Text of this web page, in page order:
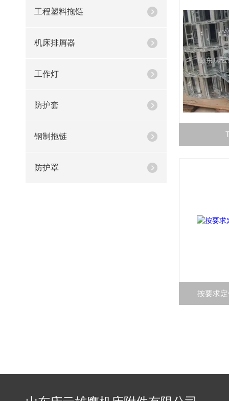
工程塑料拖链
机床排屑器
工作灯
防护套
钢制拖链
防护罩
按要求